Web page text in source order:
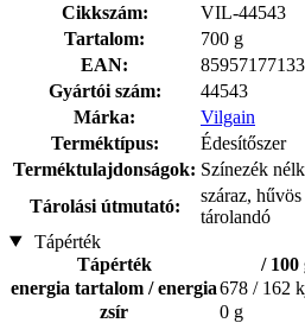
Cikkszám:
VIL-44543
Tartalom:
700 g
EAN:
Gyártói szám:
44543
Márka:
Vilgain
Terméktípus:
Édesítőszer
Terméktulajdonságok: Színezék
Tárolási útmutató:
száraz,
tárolandó
Tápérték
Tápérték
/ 100
energia tartalom / energia678 / 162
zsír
0 g